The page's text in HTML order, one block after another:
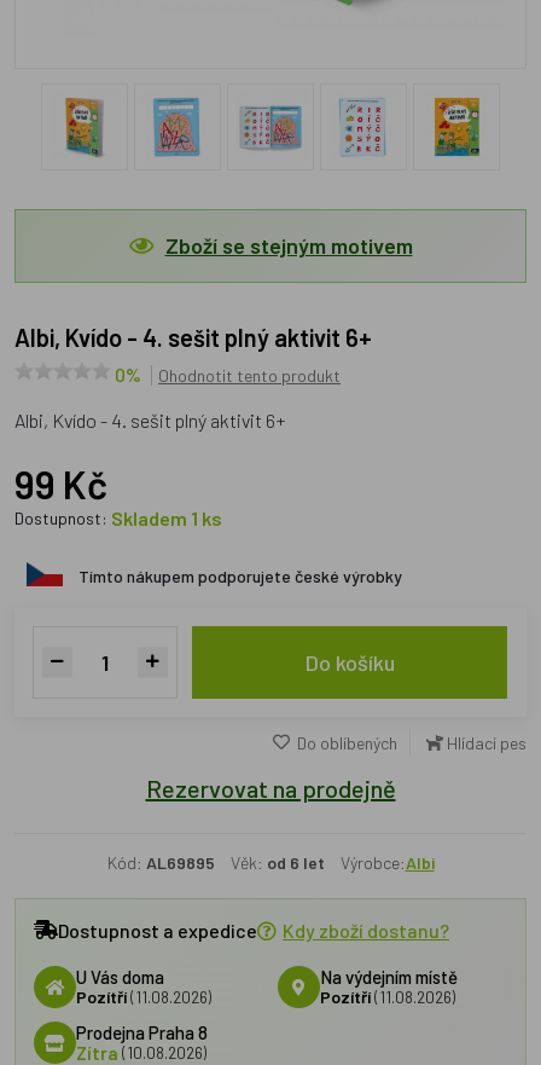
Zboží se stejným motivem
Albi, Kvído - 4. sešit plný aktivit 6+
0% Ohodnotit tento produkt
Albi, Kvído - 4. sešit plný aktivit 6+
99 Kč
Dostupnost: Skladem 1 ks
Tímto nákupem podporujete české výrobky
Do košíku
Do oblíbených Hlídací pes
Rezervovat na prodejně
Kód: AL69895 Věk: od 6 let Výrobce:Albi
Dostupnost a expedice Kdy zboží dostanu?
U Vás doma
Pozítří(11.08.2026)
Na výdejním místě
Pozítří (11.08.2026)
Prodejna Praha 8
Zítra (10.08.2026)